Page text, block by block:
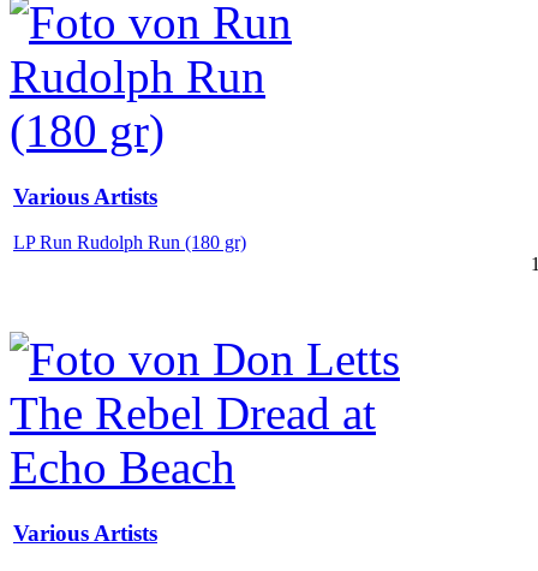
Various Artists
LP Run Rudolph Run (180 gr)
Various Artists